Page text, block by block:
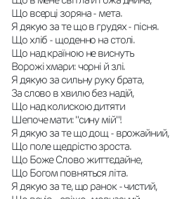
Що всерці зоряна - мета.
Я дякую за те що в грудях - пісня.
Що хліб - щоденно на столі.
Що над країною не виснуть
Ворожі хмари: чорні й злі.
Я дякую за сильну руку брата,
За слово в хвилю без надій,
Що над колискою дитяти
Шепоче мати: "сину мій"!
Я дякую за те що дощ - врожайний,
Що поле щедрістю зроста.
Що Боже Слово життєдайне,
Що Богом повняться літа.
Я дякую за те, що ранок - чистий,